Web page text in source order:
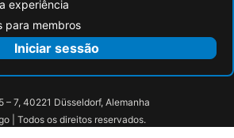
experiência
para membros
Iniciar sessão
– 7, 40221 Düsseldorf, Alemanha
| Todos os direitos reservados.